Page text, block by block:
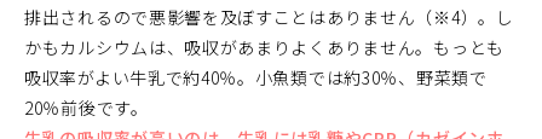
排出されるので悪影響を及ぼすことはありません（※4）。し
かもカルシウムは、吸収があまりよくありません。もっとも
吸収率がよい牛乳で約40％。小魚類では約30％、野菜類で
20％前後です。